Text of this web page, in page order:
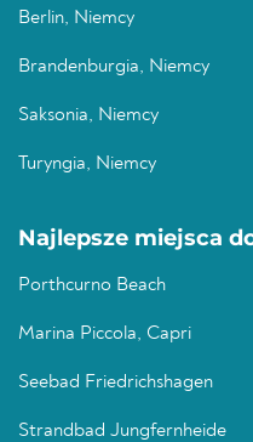
Berlin, Niemcy
Brandenburgia, Niemcy
Saksonia, Niemcy
Turyngia, Niemcy
Najlepsze miejsca
Porthcurno Beach
Marina Piccola, Capri
Seebad Friedrichshagen
Strandbad Jungfernheide